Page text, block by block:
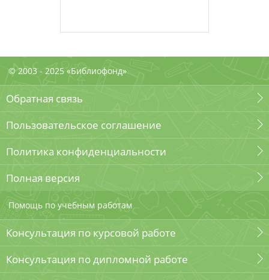
© 2003 - 2025 «Библиофонд»
Обратная связь
Пользовательское соглашение
Политика конфиденциальности
Полная версия
Помощь по учебным работам
Консультация по курсовой работе
Консультация по дипломной работе